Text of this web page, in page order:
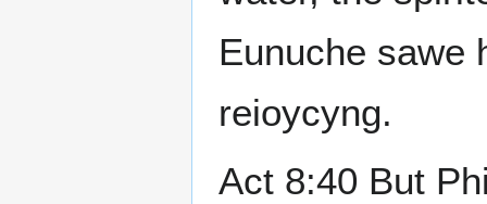
Eunuche sawe
reioycyng.
Act 8:40 But